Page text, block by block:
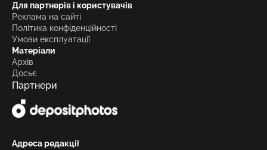
Для партнерів і користувачів
Реклама на сайті
Політика конфіденційності
Умови експлуатації
Матеріали
Архів
Досьє
Партнери
Адреса редакції